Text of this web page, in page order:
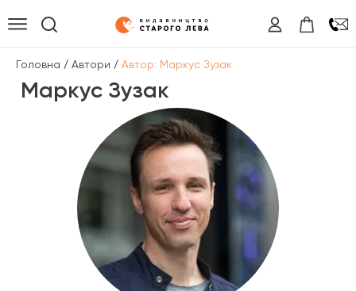
Головна / Автори / Автор: Маркус Зузак
Маркус Зузак